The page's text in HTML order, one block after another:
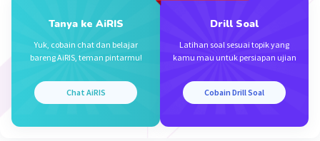
Tanya ke AiRIS
Yuk, cobain chat dan belajar
bareng AiRIS, teman pintarmu!
Chat AiRIS
Drill Soal
Latihan soal sesuai topik yang
kamu mau untuk persiapan ujian
Cobain Drill Soal